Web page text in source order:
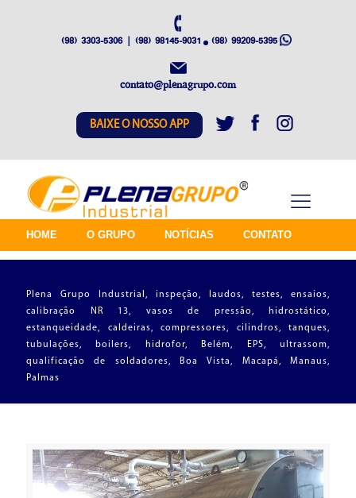
(98) 3303-5306 | (98) 98145-9031 (98) 99209-5395
contato@plenagrupo.com
BAIXE O NOSSO APP
HOME O GRUPO NOTÍCIAS CONTATO
Plena Grupo Industrial, inspeção, laudos, testes, ensaios,
calibração NR 13, vasos de pressão, hidrostático,
estanqueidade, caldeiras, compressores, cilindros, tanques,
tubulações, boilers, hidrofor, Belém, EPS, ultrassom,
qualificação de soldadores, Boa Vista, Macapá, Manaus,
Palmas